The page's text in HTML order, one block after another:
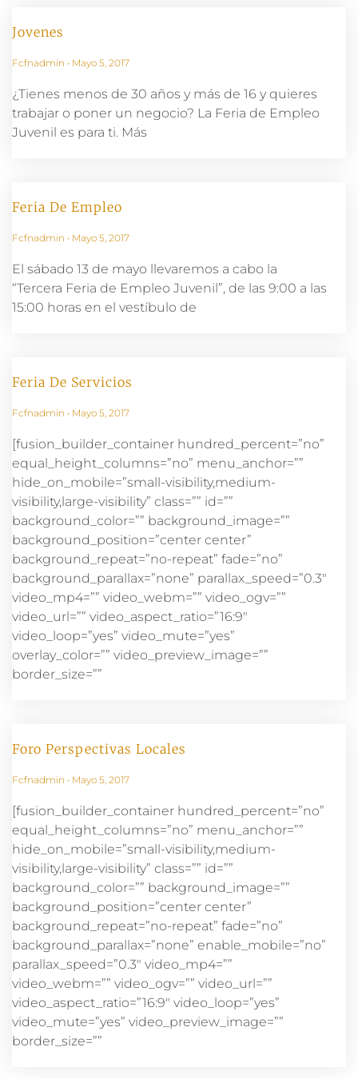
Jovenes
Fcfnadmin Mayo 5, 2017
¿Tienes menos de 30 años y más de 16 y quieres
trabajar o poner un negocio? La Feria de Empleo
Juvenil es para ti. Más
Feria De Empleo
Fcfnadmin Mayo 5, 2017
El sábado 13 de mayo llevaremos a cabo la
“Tercera Feria de Empleo Juvenil”, de las 9:00 a las
15:00 horas en el vestíbulo de
Feria De Servicios
Fcfnadmin Mayo 5, 2017
[fusion_builder_container hundred_percent=”no”
equal_height_columns=”no” menu_anchor=””
hide_on_mobile=”small-visibility,medium-
visibility,large-visibility” class=”” id=””
background_color=”” background_image=””
background_position=”center center”
background_repeat=”no-repeat” fade=”no”
background_parallax=”none” parallax_speed=”0.3″
video_mp4=”” video_webm=”” video_ogv=””
video_url=”” video_aspect_ratio=”16:9″
video_loop=”yes” video_mute=”yes”
overlay_color=”” video_preview_image=””
border_size=””
Foro Perspectivas Locales
Fcfnadmin Mayo 5, 2017
[fusion_builder_container hundred_percent=”no”
equal_height_columns=”no” menu_anchor=””
hide_on_mobile=”small-visibility,medium-
visibility,large-visibility” class=”” id=””
background_color=”” background_image=””
background_position=”center center”
background_repeat=”no-repeat” fade=”no”
background_parallax=”none” enable_mobile=”no”
parallax_speed=”0.3″ video_mp4=””
video_webm=”” video_ogv=”” video_url=””
video_aspect_ratio=”16:9″ video_loop=”yes”
video_mute=”yes” video_preview_image=””
border_size=””